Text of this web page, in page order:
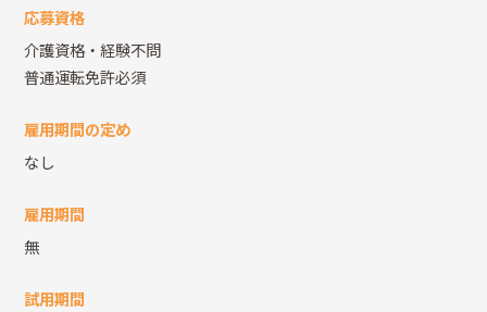
応募資格
介護資格・経験不問
普通運転免許必須
雇用期間の定め
なし
雇用期間
無
試用期間